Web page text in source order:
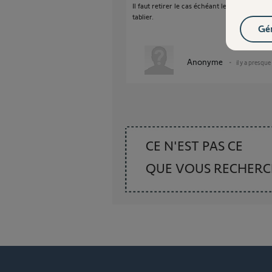
Il faut retirer le cas échéant les butée
tablier.
Anonyme il y a presque
CE N'EST PAS CE
QUE VOUS